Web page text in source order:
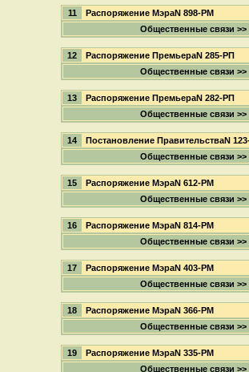
11
Распоряжение МэраN 898-РМ
Общественные связи
12
Распоряжение ПремьераN 285-РП
Общественные связи
13
Распоряжение ПремьераN 282-РП
Общественные связи
14
Постановление ПравительстваN
Общественные связи
15
Распоряжение МэраN 612-РМ
Общественные связи
16
Распоряжение МэраN 814-РМ
Общественные связи
17
Распоряжение МэраN 403-РМ
Общественные связи
18
Распоряжение МэраN 366-РМ
Общественные связи
19
Распоряжение МэраN 335-РМ
Общественные связи